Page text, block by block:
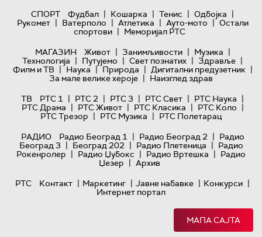
СПОРТ
Фудбал | Кошарка | Тенис | Одбојка |
Рукомет | Ватерполо | Атлетика | Ауто-мото | Остали
спортови | Меморијал РТС
МАГАЗИН
Живот | Занимљивости | Музика |
Технологијa | Путујемо | Свет познатих | Здравље |
Филм и ТВ | Наука | Природа | Дигитални предузетник |
За мале велике хероје | Наизглед здрав
ТВ
РТС 1 | РТС 2 | РТС 3 | РТС Свет | РТС Наука |
РТС Драма | РТС Живот | РТС Класика | РТС Коло |
РТС Трезор | РТС Музика | РТС Полетарац
РАДИО
Радио Београд 1 | Радио Београд 2 | Радио
Београд 3 | Београд 202 | Радио Плетеница | Радио
Рокенролер | Радио Џубокс | Радио Вртешка | Радио
Џезер | Архив
РТС
Контакт | Маркетинг | Јавне набавке | Конкурси |
Интернет портал
МАПА САЈТА